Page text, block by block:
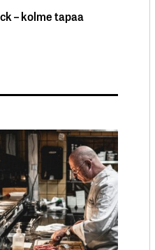
– kolme tapaa